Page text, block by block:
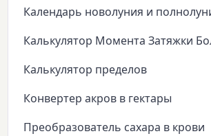
Календарь новолуния и
Калькулятор Момента Затяжки
Калькулятор пределов
Конвертер акров в гектары
Преобразователь сахара в крови